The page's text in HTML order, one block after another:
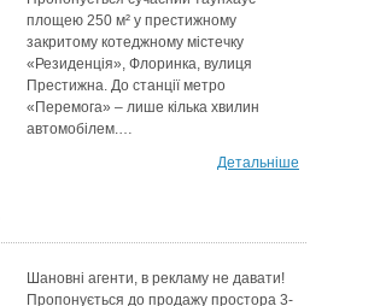
площею 250 м² у престижному
закритому котеджному містечку
«Резиденція», Флоринка, вулиця
Престижна. До станції метро
«Перемога» – лише кілька хвилин
автомобілем.…
Детальніше
Шановні агенти, в рекламу не давати!
Пропонується до продажу простора 3-